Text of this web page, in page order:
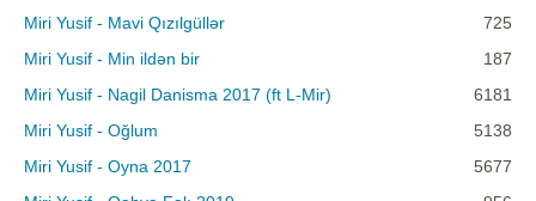
Miri Yusif - Mavi Qızılgüllər
725
Miri Yusif - Min ildən bir
187
Miri Yusif - Nagil Danisma 2017 (ft L-Mir)
6181
Miri Yusif - Oğlum
5138
Miri Yusif - Oyna 2017
5677